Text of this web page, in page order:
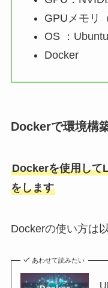
GPUメモリ
OS ：
Docker
Dockerで環境構
Dockerを使用して
をします
Dockerの使い方は
あわせて読みたい